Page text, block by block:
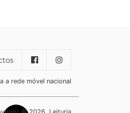
a rede móvel nacional